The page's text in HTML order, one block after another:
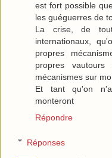
est fort possible
les guéguerres de
La crise, de
internationaux,
propres
propres
mécanismes sur
Et tant qu'on
monteront
Répondre
Réponses